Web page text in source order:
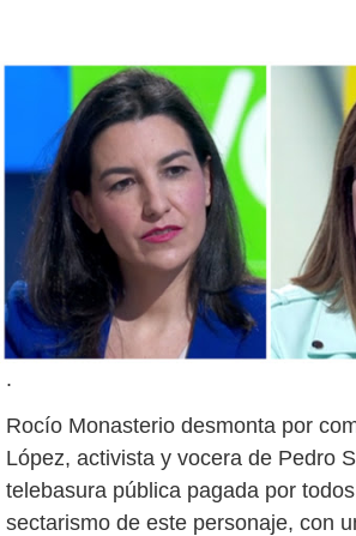
.
Rocío Monasterio desmonta por
López, activista y vocera de Pedro
telebasura pública pagada por
sectarismo de este personaje, con